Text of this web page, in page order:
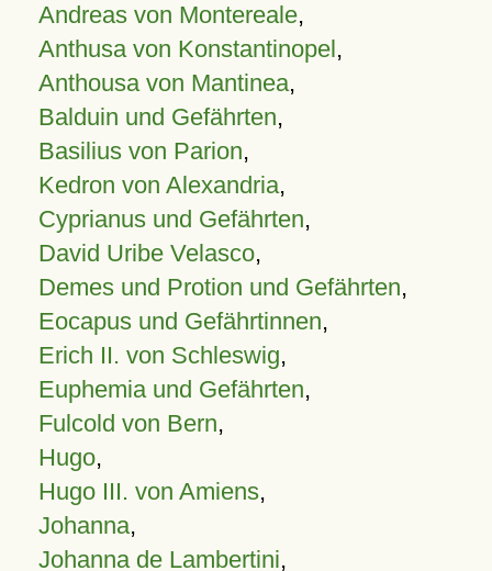
Andreas von Montereale,
Anthusa von Konstantinopel,
Anthousa von Mantinea,
Balduin und Gefährten,
Basilius von Parion,
Kedron von Alexandria,
Cyprianus und Gefährten,
David Uribe Velasco,
Demes und Protion und Gefährten,
Eocapus und Gefährtinnen,
Erich II. von Schleswig,
Euphemia und Gefährten,
Fulcold von Bern,
Hugo,
Hugo III. von Amiens,
Johanna,
Johanna de Lambertini,